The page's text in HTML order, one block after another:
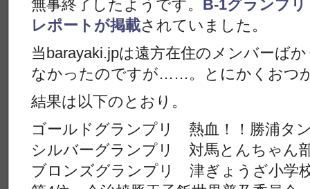
無事終了したようです。 B-1グランプ
レポートが掲載されていました。
当barayaki.jpは遠方在住のメンバーば
なかったのですが……。とにかくおつ
結果は以下のとおり。
ゴールドグランプリ 熱血！！勝浦タ
シルバーグランプリ 対馬とんちゃん
ブロンズグランプリ 津ぎょうざ小学